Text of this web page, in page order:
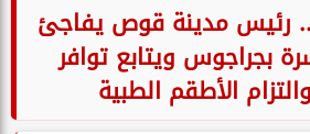
رئيس مدينة قوص يفاجئ
بجراجوس ويتابع توافر
الأطقم الطبية